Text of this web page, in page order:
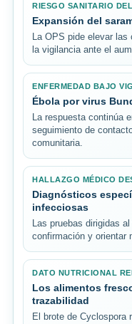
RIESGO SANITARIO
Expansión del
La OPS pide elevar
la vigilancia ante el
ENFERMEDAD BAJO
Ébola por virus
La respuesta continúa
seguimiento de
comunitaria.
HALLAZGO MÉDICO
Diagnósticos
infecciosas
Las pruebas dirigidas
confirmación y orientar
DATO NUTRICIONAL
Los alimentos
trazabilidad
El brote de Cyclospora